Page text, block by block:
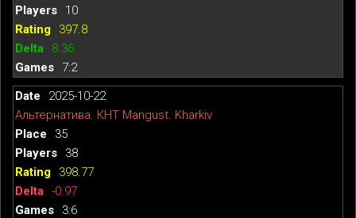
10
397.8
8.36
7:2
2025-10-22
Альтернатива. КНТ Mangust. Kharkiv
35
38
398.77
-0.97
3:6